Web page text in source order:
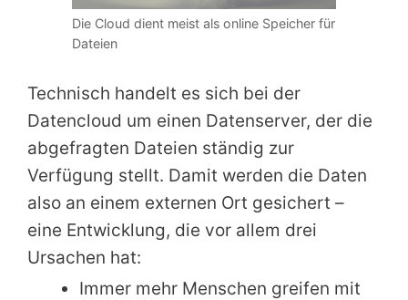
Die Cloud dient meist als online Speicher für
Dateien
Technisch handelt es sich bei der
Datencloud um einen Datenserver, der die
abgefragten Dateien ständig zur
Verfügung stellt. Damit werden die Daten
also an einem externen Ort gesichert –
eine Entwicklung, die vor allem drei
Ursachen hat:
Immer mehr Menschen greifen mit